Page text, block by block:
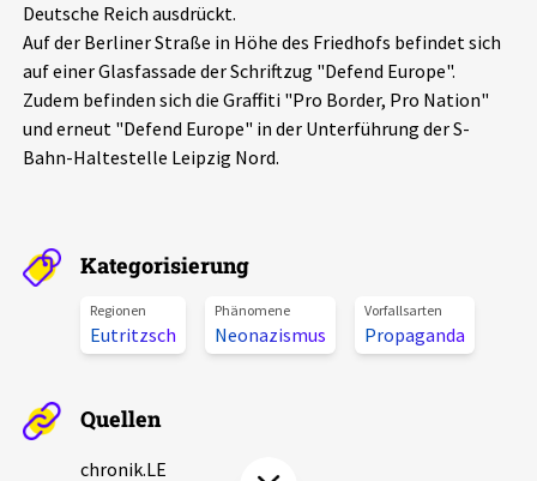
Alle Beiträge
Veranstaltungen
Pressemitteilungen
Über uns
Projektbeschreibung
Kontakt
Spenden
chronik.LE in der Presse
Deutsche Reich ausdrückt.
Auf der Berliner Straße in Höhe des Friedhofs befindet sich
auf einer Glasfassade der Schriftzug "Defend Europe".
Zudem befinden sich die Graffiti "Pro Border, Pro Nation"
und erneut "Defend Europe" in der Unterführung der S-
Bahn-Haltestelle Leipzig Nord.
Kategorisierung
Regionen
Eutritzsch
Phänomene
Neonazismus
Vorfallsarten
Propaganda
Quellen
chronik.LE